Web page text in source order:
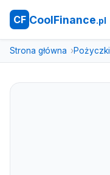
CF CoolFinance.pl
Strona główna Pożyczki